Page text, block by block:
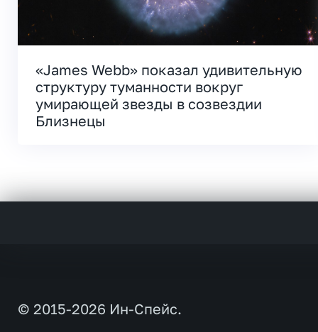
«James Webb» показал удивительную
структуру туманности вокруг
умирающей звезды в созвездии
Близнецы
© 2015-2026 Ин-Спейс.